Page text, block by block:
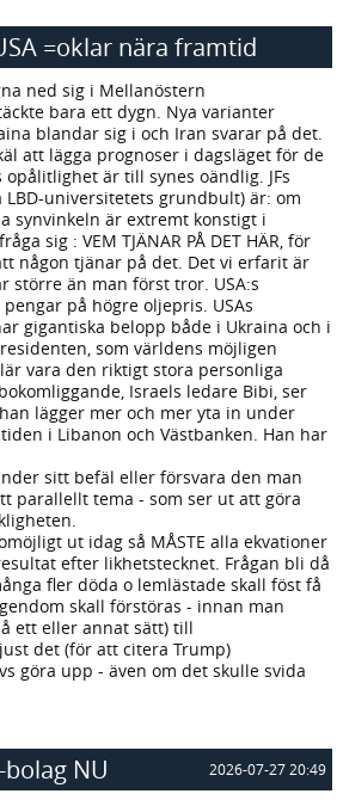
=oklar nära framtid
ned sig i Mellanöstern
bara ett dygn. Nya varianter
blandar sig i och Iran svarar på det.
att lägga prognoser i dagsläget för de
är till synes oändlig. JFs
universitetets grundbult) är: om
synvinkeln är extremt konstigt i
sig : VEM TJÄNAR PÅ DET HÄR, för
någon tjänar på det. Det vi erfarit är
större än man först tror. USA:s
på högre oljepris. USAs
gigantiska belopp både i Ukraina och i
som världens möjligen
vara den riktigt stora personliga
Israels ledare Bibi, ser
lägger mer och mer yta in under
i Libanon och Västbanken. Han har
sitt befäl eller försvara den man
parallellt tema - som ser ut att göra
ut idag så MÅSTE alla ekvationer
efter likhetstecknet. Frågan bli då
fler döda o lemlästade skall föst få
skall förstöras - innan man
ett eller annat sätt) till
det (för att citera Trump)
göra upp - även om det skulle svida
NU 2026-07-27 20:49